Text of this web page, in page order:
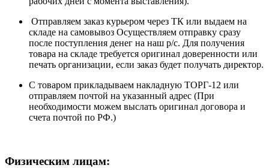
Отправляем заказ курьером через ТК или выдаем на
складе на самовывоз Осуществляем отправку сразу
после поступления денег на наш р/c. Для получения
товара на складе требуется оригинал доверенности или
печать организации, если заказ будет получать директор.
С товаром прикладываем накладную ТОРГ-12 или
отправляем почтой на указанный адрес (При
необходимости можем выслать оригинал договора и
счета почтой по РФ.)
Физическим лицам: